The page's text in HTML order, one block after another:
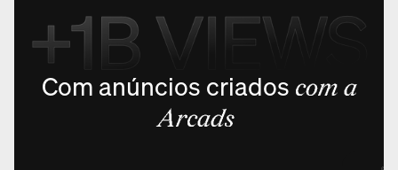
Com anúncios criados com a
Arcads